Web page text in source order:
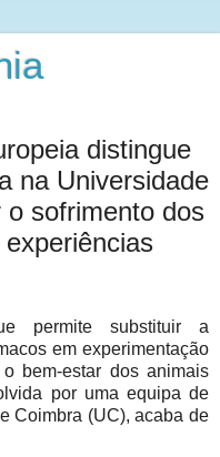
distingue
na Universidade
sofrimento dos
permite substituir a
em experimentação
bem-estar dos animais
por uma equipa de
Coimbra (UC), acaba de